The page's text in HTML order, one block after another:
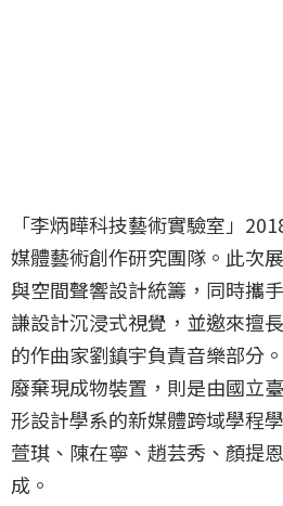
「李炳曄科技藝術實驗室」
媒體藝術創作研究團隊。此次
與空間聲響設計統籌，同時攜
謙設計沉浸式視覺，並邀來擅
的作曲家劉鎮宇負責音樂部分
廢棄現成物裝置，則是由國立
形設計學系的新媒體跨域學程
萱琪、陳在寧、趙芸秀、顏提
成。